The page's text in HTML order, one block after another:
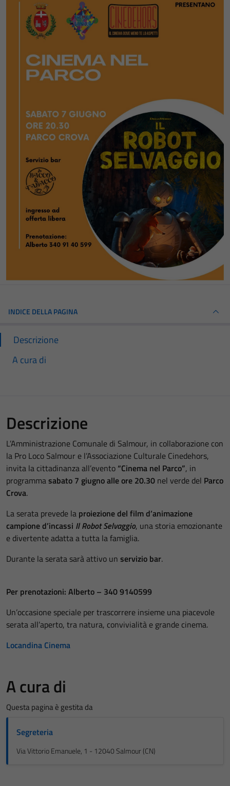
INDICE DELLA PAGINA
Descrizione
A cura di
Descrizione
L’Amministrazione Comunale di Salmour, in collaborazione con
la Pro Loco Salmour e l’Associazione Culturale Cinedehors,
invita la cittadinanza all’evento “Cinema nel Parco”, in
programmasabato 7 giugno alle ore 20.30 nel verde del Parco
Crova.
La serata prevede la proiezione del film d’animazione
campione d’incassi Il Robot Selvaggio, una storia emozionante
e divertente adatta a tutta la famiglia.
Durante la serata sarà attivo un servizio bar.
Per prenotazioni: Alberto – 340 9140599
Un’occasione speciale per trascorrere insieme una piacevole
serata all’aperto, tra natura, convivialità e grande cinema.
Locandina Cinema
A cura di
Questa pagina è gestita da
Segreteria
Via Vittorio Emanuele, 1 - 12040 Salmour (CN)